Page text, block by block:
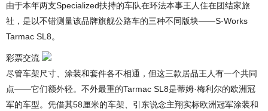
由于本年两支Specialized扶持的车队在环法本事王人住在团结家旅
社，是以不错测量该品牌旗舰公路车的三种不同版块——S-Works
Tarmac SL8。
彩票交流
尽管车架尺寸、涂装和套件各不相通，但这三款居品王人有一个共同
点——它们额外轻。不外最重的Tarmac SL8是蒂姆·梅利尔的欧洲冠
军的车型。凭借其58厘米的车架、引东说念主翔实标欧洲冠军涂装和